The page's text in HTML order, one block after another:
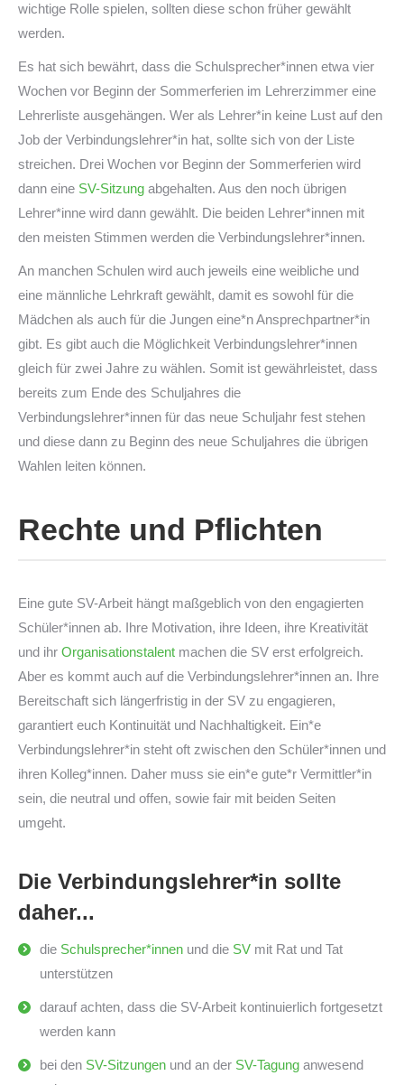
wichtige Rolle spielen, sollten diese schon früher gewählt
werden.
Es hat sich bewährt, dass die Schulsprecher*innen etwa vier
Wochen vor Beginn der Sommerferien im Lehrerzimmer eine
Lehrerliste ausgehängen. Wer als Lehrer*in keine Lust auf den
Job der Verbindungslehrer*in hat, sollte sich von der Liste
streichen. Drei Wochen vor Beginn der Sommerferien wird
dann eine SV-Sitzung abgehalten. Aus den noch übrigen
Lehrer*inne wird dann gewählt. Die beiden Lehrer*innen mit
den meisten Stimmen werden die Verbindungslehrer*innen.
An manchen Schulen wird auch jeweils eine weibliche und
eine männliche Lehrkraft gewählt, damit es sowohl für die
Mädchen als auch für die Jungen eine*n Ansprechpartner*in
gibt. Es gibt auch die Möglichkeit Verbindungslehrer*innen
gleich für zwei Jahre zu wählen. Somit ist gewährleistet, dass
bereits zum Ende des Schuljahres die
Verbindungslehrer*innen für das neue Schuljahr fest stehen
und diese dann zu Beginn des neue Schuljahres die übrigen
Wahlen leiten können.
Rechte und Pflichten
Eine gute SV-Arbeit hängt maßgeblich von den engagierten
Schüler*innen ab. Ihre Motivation, ihre Ideen, ihre Kreativität
und ihr Organisationstalent machen die SV erst erfolgreich.
Aber es kommt auch auf die Verbindungslehrer*innen an. Ihre
Bereitschaft sich längerfristig in der SV zu engagieren,
garantiert euch Kontinuität und Nachhaltigkeit. Ein*e
Verbindungslehrer*in steht oft zwischen den Schüler*innen und
ihren Kolleg*innen. Daher muss sie ein*e gute*r Vermittler*in
sein, die neutral und offen, sowie fair mit beiden Seiten
umgeht.
Die Verbindungslehrer*in sollte
daher...
die Schulsprecher*innen und die SV mit Rat und Tat
unterstützen
darauf achten, dass die SV-Arbeit kontinuierlich fortgesetzt
werden kann
bei den SV-Sitzungen und an der SV-Tagung anwesend